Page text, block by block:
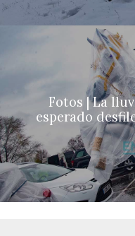
Fotos | La
esperado